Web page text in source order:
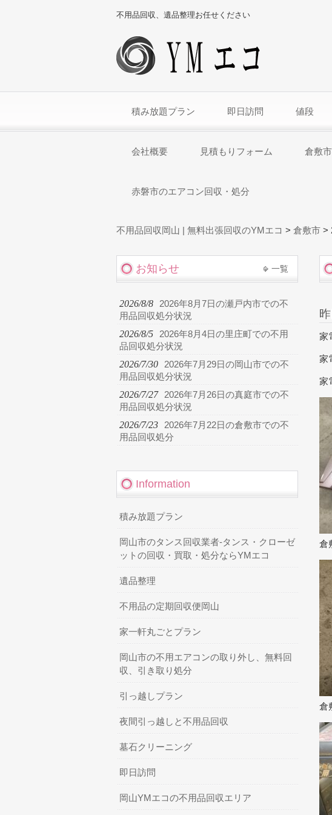
不用品回収、遺品整理お任せください
積み放題プラン 即日訪問 値段
会社概要 見積もりフォーム 倉敷
赤磐市のエアコン回収・処分
不用品回収岡山 | 無料出張回収のYMエコ > 倉敷市 >
家
家
家
倉
倉
お知らせ 一覧
2026/8/8
2026年8月7日の瀬戸内市での不
用品回収処分状況
2026/8/5
2026年8月4日の里庄町での不用
品回収処分状況
2026/7/30
2026年7月29日の岡山市での不
用品回収処分状況
2026/7/27
2026年7月26日の真庭市での不
用品回収処分状況
2026/7/23
2026年7月22日の倉敷市での不
用品回収処分
Information
積み放題プラン
岡山市のタンス回収業者-タンス・クローゼ
ットの回収・買取・処分ならYMエコ
遺品整理
不用品の定期回収便岡山
家一軒丸ごとプラン
岡山市の不用エアコンの取り外し、無料回
収、引き取り処分
引っ越しプラン
夜間引っ越しと不用品回収
墓石クリーニング
即日訪問
岡山YMエコの不用品回収エリア